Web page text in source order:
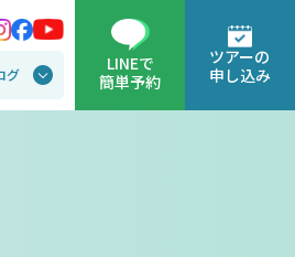
グ
ツアーの
申し込み
LINEで
簡単予約